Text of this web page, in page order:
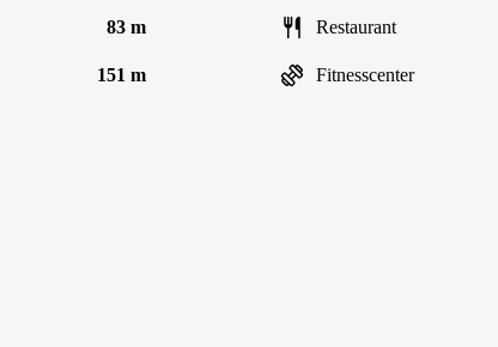
83 m Restaurant
151 m Fitnesscenter